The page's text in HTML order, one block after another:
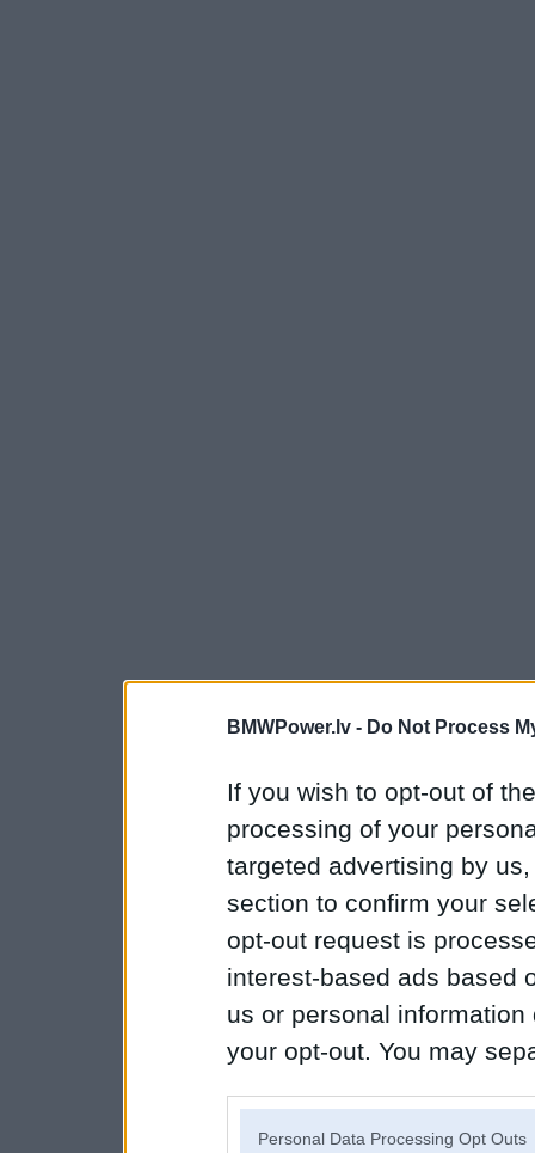
BMWPower.lv - Do Not Process
If you wish to opt-out of
processing of your
targeted advertising by
section to confirm your
opt-out request is
interest-based ads based
us or personal
your opt-out. You may
Personal Data Processing Opt Outs